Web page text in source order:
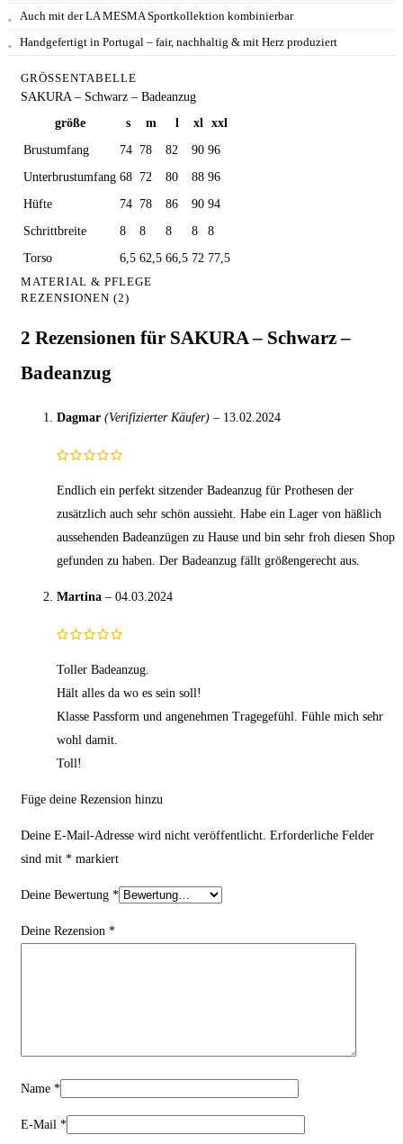
Auch mit der LA MESMA Sportkollektion kombinierbar
Handgefertigt in Portugal – fair, nachhaltig & mit Herz produziert
GRÖSSENTABELLE
SAKURA – Schwarz – Badeanzug
größe
s m l xl
xxl
Brustumfang
74 78 82 90 96
Unterbrustumfang 68 72 80 88 96
Hüfte
74 78 86 90 94
Schrittbreite
8 8 8 8
8
Torso
6,5 62,5 66,5 72 77,5
MATERIAL & PFLEGE
REZENSIONEN (2)
2 Rezensionen für SAKURA – Schwarz –
Badeanzug
Dagmar (Verifizierter Käufer) – 13.02.2024
Endlich ein perfekt sitzender Badeanzug für Prothesen der
zusätzlich auch sehr schön aussieht. Habe ein Lager von häßlich
aussehenden Badeanzügen zu Hause und bin sehr froh diesen Shop
gefunden zu haben. Der Badeanzug fällt größengerecht aus.
Martina – 04.03.2024
Toller Badeanzug.
Hält alles da wo es sein soll!
Klasse Passform und angenehmen Tragegefühl. Fühle mich sehr
wohl damit.
Toll!
Füge deine Rezension hinzu
Deine E-Mail-Adresse wird nicht veröffentlicht. Erforderliche Felder
sind mit * markiert
Deine Bewertung *
Deine Rezension *
Name *
E-Mail *